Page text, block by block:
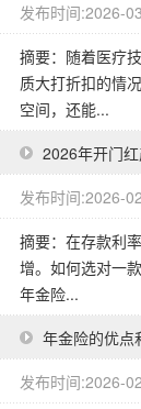
发布时间:2026-
摘要：随着医疗
质大打折扣的情
空间，还能...
2026年开门
发布时间:2026-
摘要：在存款利
增。如何选对一
年金险...
年金险的优点
发布时间:2026-